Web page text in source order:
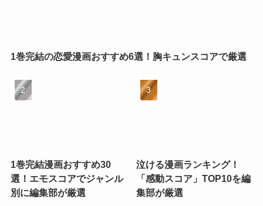
1巻完結の恋愛漫画おすすめ6選！胸キュンスコアで厳選
1巻完結漫画おすすめ30
選！エモスコアでジャンル
別に編集部が厳選
泣ける漫画ランキング！
「感動スコア」TOP10を編
集部が厳選